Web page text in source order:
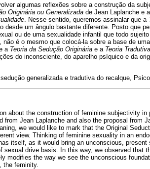
algumas reflexões sobre a construção da
Originária ou Generalizada de Jean Laplanche e
. Nesse sentido, queremos assinalar que a
desde um ângulo bastante diferente. Posto que
ou de uma sexualidade infantil que todo
é o mesmo que colocá-la sobre a base de
a Teoria da Sedução Originária e a Teoria
do inconsciente, do aparelho psíquico e da
generalizada e tradutiva do recalque,
about the construction of feminine subjectivity
from Jean Laplanche and also the proposal from
we would like to mark that the Original
view. Thinking of feminine sexuality in an
itself, as it would bring an unconscious,
sexual drive basis. In this way, we observed that
modifies the way we see the unconscious
the feminity.